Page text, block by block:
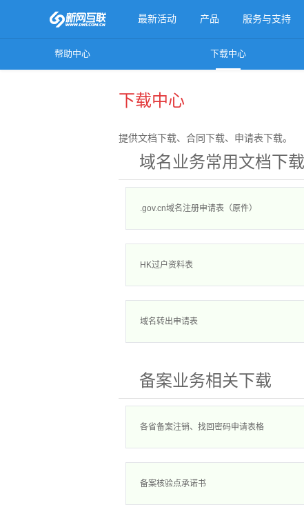
最新活动 产品 服务与支持
更多产品
帮助中心 下载中心
下载中心
提供文档下载、合同下载、申请表下载。
域名业务常用文档下载
.gov.cn域名注册申请表（原件）
HK过户资料表
域名转出申请表
备案业务相关下载
各省备案注销、找回密码申请表格
备案核验点承诺书